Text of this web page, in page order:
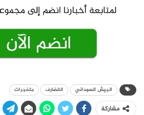
الجيش السوداني القضارف متفجرات
مشاركة